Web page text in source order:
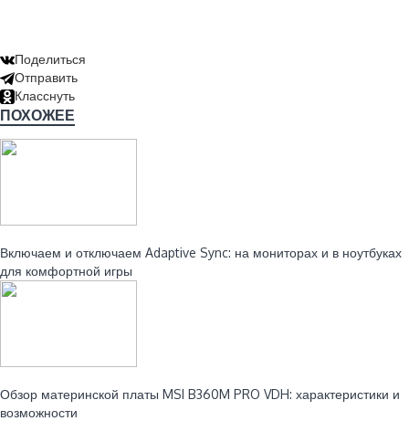
Поделиться
Отправить
Класснуть
ПОХОЖЕЕ
Включаем и отключаем Adaptive Sync: на мониторах и в ноутбуках
для комфортной игры
Обзор материнской платы MSI B360M PRO VDH: характеристики и
возможности